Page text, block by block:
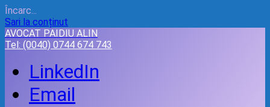
Încarc...
Sari la conținut
AVOCAT PAIDIU ALIN
Tel: (0040) 0744 674 743
LinkedIn
Email